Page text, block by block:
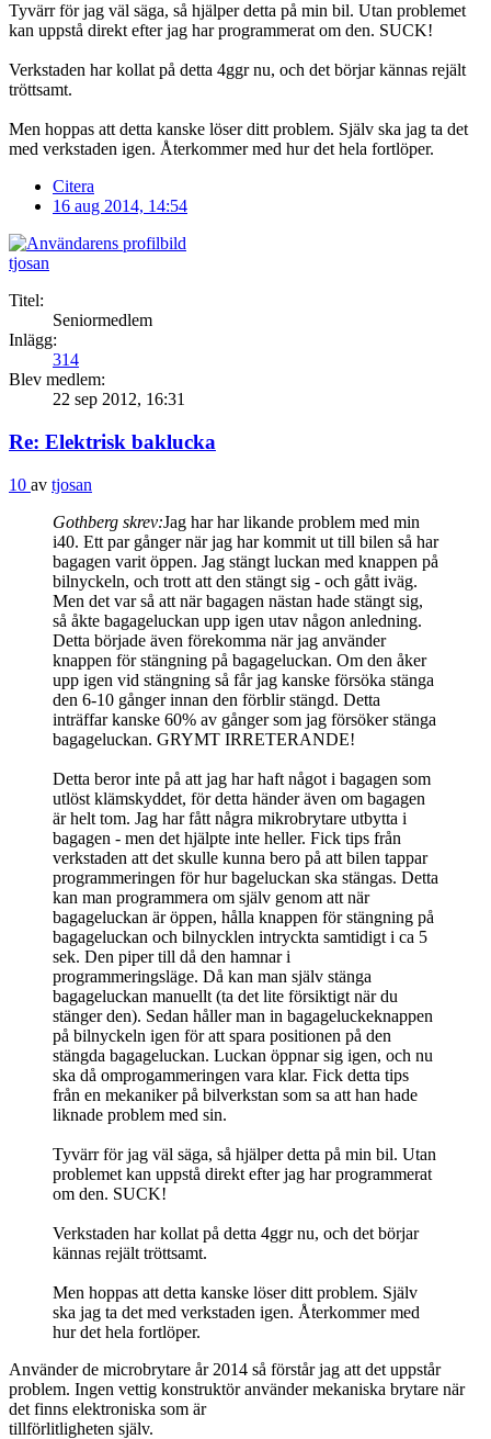
Tyvärr för jag väl säga, så hjälper detta på min bil. Utan problemet
kan uppstå direkt efter jag har programmerat om den. SUCK!
Verkstaden har kollat på detta 4ggr nu, och det börjar kännas rejält
tröttsamt.
Men hoppas att detta kanske löser ditt problem. Själv ska jag ta det
med verkstaden igen. Återkommer med hur det hela fortlöper.
Citera
16 aug 2014, 14:54
tjosan
Titel:
Seniormedlem
Inlägg:
314
Blev medlem:
22 sep 2012, 16:31
Re: Elektrisk baklucka
10 av tjosan
Gothberg skrev:Jag har har likande problem med min
i40. Ett par gånger när jag har kommit ut till bilen så har
bagagen varit öppen. Jag stängt luckan med knappen på
bilnyckeln, och trott att den stängt sig - och gått iväg.
Men det var så att när bagagen nästan hade stängt sig,
så åkte bagageluckan upp igen utav någon anledning.
Detta började även förekomma när jag använder
knappen för stängning på bagageluckan. Om den åker
upp igen vid stängning så får jag kanske försöka stänga
den 6-10 gånger innan den förblir stängd. Detta
inträffar kanske 60% av gånger som jag försöker stänga
bagageluckan. GRYMT IRRETERANDE!
Detta beror inte på att jag har haft något i bagagen som
utlöst klämskyddet, för detta händer även om bagagen
är helt tom. Jag har fått några mikrobrytare utbytta i
bagagen - men det hjälpte inte heller. Fick tips från
verkstaden att det skulle kunna bero på att bilen tappar
programmeringen för hur bageluckan ska stängas. Detta
kan man programmera om själv genom att när
bagageluckan är öppen, hålla knappen för stängning på
bagageluckan och bilnycklen intryckta samtidigt i ca 5
sek. Den piper till då den hamnar i
programmeringsläge. Då kan man själv stänga
bagageluckan manuellt (ta det lite försiktigt när du
stänger den). Sedan håller man in bagageluckeknappen
på bilnyckeln igen för att spara positionen på den
stängda bagageluckan. Luckan öppnar sig igen, och nu
ska då omprogammeringen vara klar. Fick detta tips
från en mekaniker på bilverkstan som sa att han hade
liknade problem med sin.
Tyvärr för jag väl säga, så hjälper detta på min bil. Utan
problemet kan uppstå direkt efter jag har programmerat
om den. SUCK!
Verkstaden har kollat på detta 4ggr nu, och det börjar
kännas rejält tröttsamt.
Men hoppas att detta kanske löser ditt problem. Själv
ska jag ta det med verkstaden igen. Återkommer med
hur det hela fortlöper.
Använder de microbrytare år 2014 så förstår jag att det uppstår
problem. Ingen vettig konstruktör använder mekaniska brytare när
det finns elektroniska som är
tillförlitligheten själv.